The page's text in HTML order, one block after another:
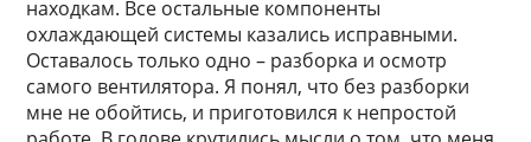
находкам. Все остальные компоненты
охлаждающей системы казались исправными.
Оставалось только одно – разборка и осмотр
самого вентилятора. Я понял, что без разборки
мне не обойтись, и приготовился к непростой